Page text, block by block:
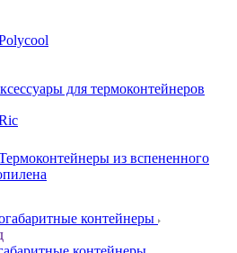
для термоконтейнеров
из вспененного
контейнеры